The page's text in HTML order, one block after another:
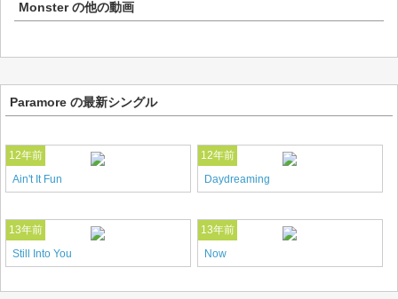
Monsterの他の動画
Paramore の最新シングル
12年前
Ain't It Fun
12年前
Daydreaming
13年前
Still Into You
13年前
Now